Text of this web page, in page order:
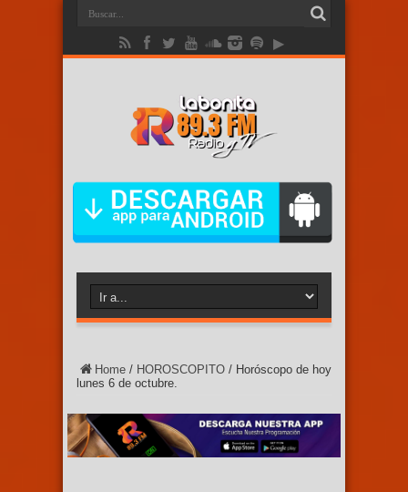
Home / HOROSCOPITO / Horóscopo de hoy
lunes 6 de octubre.